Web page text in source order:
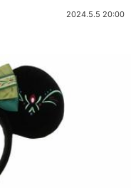
2024.5.5 20:00